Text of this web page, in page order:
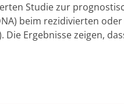
Studie zur
beim rezidivierten
Die Ergebnisse zeigen,
Remission erzielt
(ASCT).